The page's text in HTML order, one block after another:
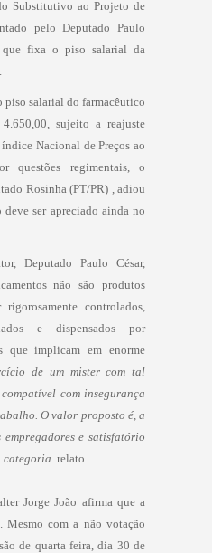
Substitutivo ao Projeto de
pelo Deputado Paulo
que fixa o piso salarial da
piso salarial do farmacêutico
sujeito a reajuste
Nacional de Preços ao
questões regimentais, o
Rosinha (PT/PR) , adiou
ser apreciado ainda no
Deputado Paulo César,
não são produtos
controlados,
e dispensados por
que implicam em enorme
de um mister com tal
com insegurança
O valor proposto é, a
e satisfatório
relato.
Jorge João afirma que a
com a não votação
de quarta feira, dia 30 de